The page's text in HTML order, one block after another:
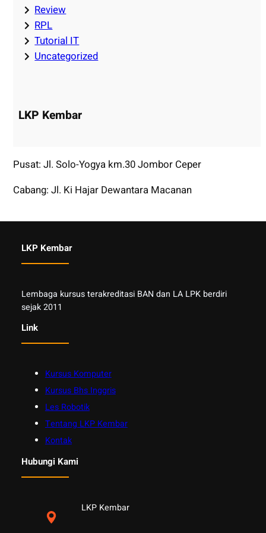
Review
RPL
Tutorial IT
Uncategorized
LKP Kembar
Pusat: Jl. Solo-Yogya km.30 Jombor Ceper
Cabang: Jl. Ki Hajar Dewantara Macanan
LKP Kembar
Lembaga kursus terakreditasi BAN dan LA LPK berdiri
sejak 2011
Link
Kursus Komputer
Kursus Bhs Inggris
Les Robotik
Tentang LKP Kembar
Kontak
Hubungi Kami
LKP Kembar